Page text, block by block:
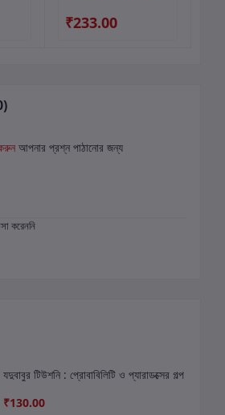
₹233.00
আপনার প্রশ্ন পাঠানোর জন্য
করেননি
যদুবাবুর টিউশনি : প্রোবাবিলিটি ও প্যারাডক্সের গল্প
₹130.00